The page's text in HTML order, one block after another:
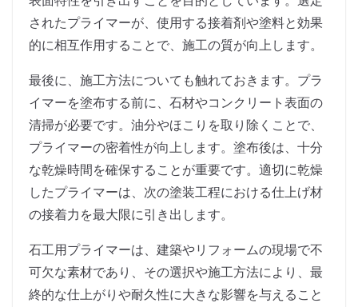
されたプライマーが、使用する接着剤や塗料と効果
的に相互作用することで、施工の質が向上します。
最後に、施工方法についても触れておきます。プラ
イマーを塗布する前に、石材やコンクリート表面の
清掃が必要です。油分やほこりを取り除くことで、
プライマーの密着性が向上します。塗布後は、十分
な乾燥時間を確保することが重要です。適切に乾燥
したプライマーは、次の塗装工程における仕上げ材
の接着力を最大限に引き出します。
石工用プライマーは、建築やリフォームの現場で不
可欠な素材であり、その選択や施工方法により、最
終的な仕上がりや耐久性に大きな影響を与えること